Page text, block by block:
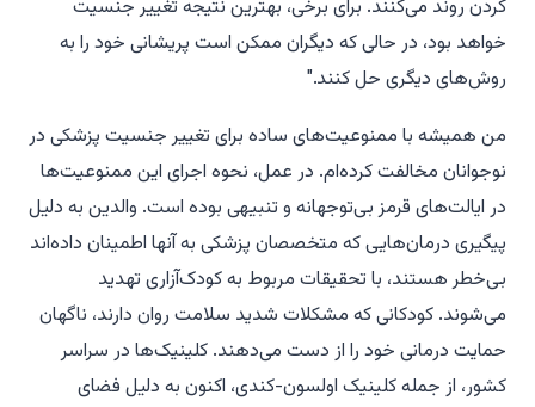
کردن روند می‌کنند. برای برخی، بهترین نتیجه تغییر جنسیت
خواهد بود، در حالی که دیگران ممکن است پریشانی خود را به
روش‌های دیگری حل کنند."
من همیشه با ممنوعیت‌های ساده برای تغییر جنسیت پزشکی در
نوجوانان مخالفت کرده‌ام. در عمل، نحوه اجرای این ممنوعیت‌ها
در ایالت‌های قرمز بی‌توجهانه و تنبیهی بوده است. والدین به دلیل
پیگیری درمان‌هایی که متخصصان پزشکی به آنها اطمینان داده‌اند
بی‌خطر هستند، با تحقیقات مربوط به کودک‌آزاری تهدید
می‌شوند. کودکانی که مشکلات شدید سلامت روان دارند، ناگهان
حمایت درمانی خود را از دست می‌دهند. کلینیک‌ها در سراسر
کشور، از جمله کلینیک اولسون-کندی، اکنون به دلیل فضای